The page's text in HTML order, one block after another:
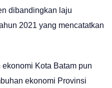
dibandingkan laju
2021 yang mencatatkan
Kota Batam pun
ekonomi Provinsi